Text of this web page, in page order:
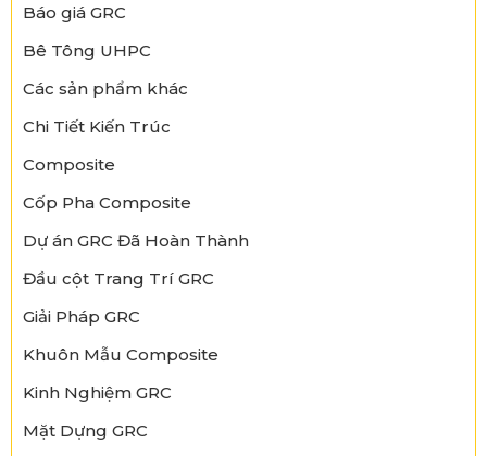
Báo giá GRC
Bê Tông UHPC
Các sản phẩm khác
Chi Tiết Kiến Trúc
Composite
Cốp Pha Composite
Dự án GRC Đã Hoàn Thành
Đầu cột Trang Trí GRC
Giải Pháp GRC
Khuôn Mẫu Composite
Kinh Nghiệm GRC
Mặt Dựng GRC